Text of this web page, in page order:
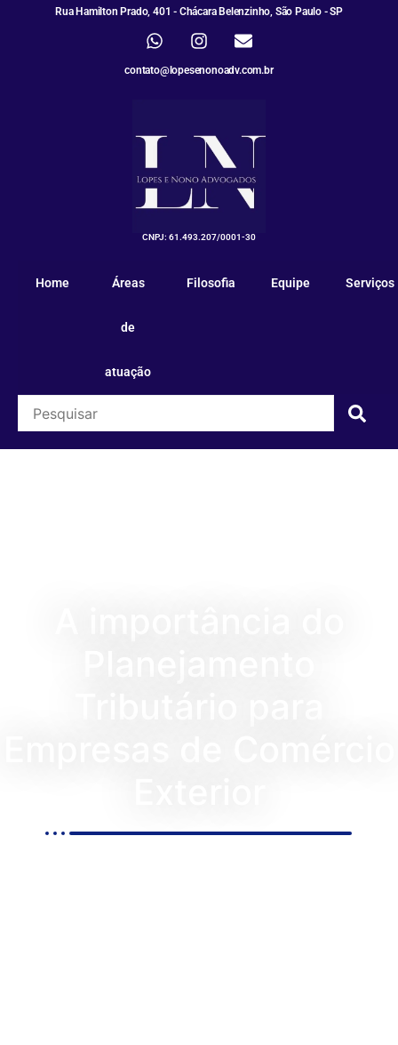
Rua Hamilton Prado, 401 - Chácara Belenzinho, São Paulo - SP
contato@lopesenonoadv.com.br
CNPJ: 61.493.207/0001-30
Home Áreas
de
atuação
Filosofia Equipe Serviços